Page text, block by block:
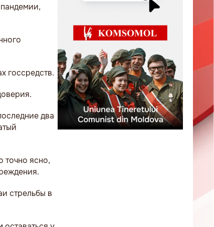
госсредств.
два
точно ясно,
стрельбы в